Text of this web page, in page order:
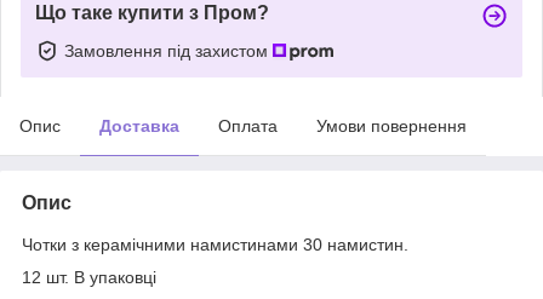
Що таке купити з Пром?
Замовлення під захистом
Опис Доставка Оплата Умови повернення
Опис
Чотки з керамічними намистинами 30 намистин.
12 шт. В упаковці